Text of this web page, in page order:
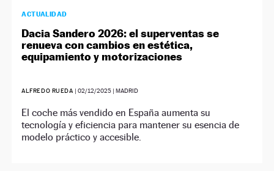
ACTUALIDAD
Dacia Sandero 2026: el superventas se
renueva con cambios en estética,
equipamiento y motorizaciones
ALFREDO RUEDA | 02/12/2025| MADRID
El coche más vendido en España aumenta su
tecnología y eficiencia para mantener su esencia de
modelo práctico y accesible.